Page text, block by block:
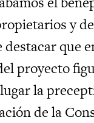
y
destacar que
proyecto
la
de la